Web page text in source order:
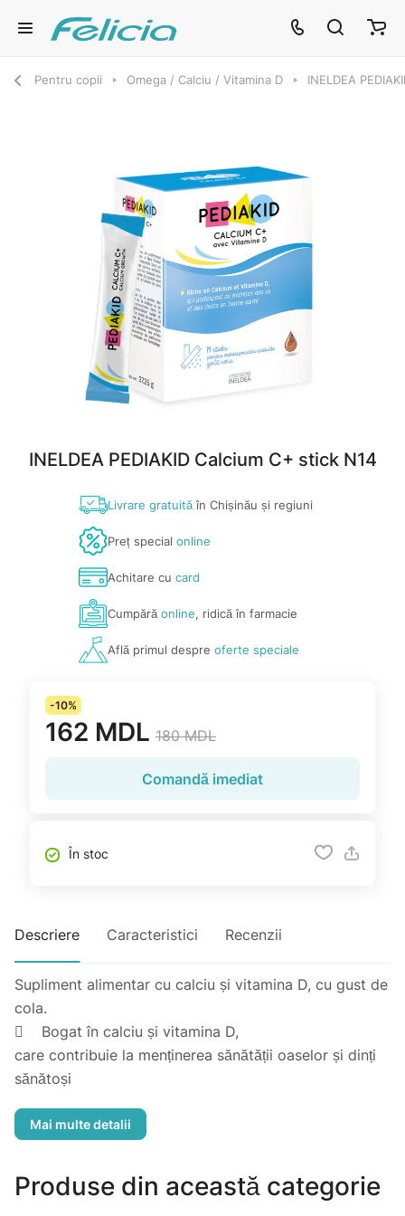
Pentru copii Omega / Calciu / Vitamina D INELDEA
INELDEA PEDIAKID Calcium C+ stick N14
Livrare gratuităîn Chișinău și regiuni
Preț special online
Achitare cu card
Cumpărăonline, ridică în farmacie
Află primul despre oferte speciale
-10%
162 MDL 180 MDL
Comandă imediat
În stoc
Descriere Caracteristici Recenzii
Supliment alimentar cu calciu și vitamina D, cu gust de
cola.
 Bogat în calciu și vitamina D,
care contribuie la menținerea sănătății oaselor și dinți
sănătoși
esențial să fie aporturi suficiente de calciu și vitamina
PEDIAKID® Calcium C+ a fost dezvoltat special din o
sursă concentrată de calciu potrivită tuturor copiilor,
Produse din această categorie